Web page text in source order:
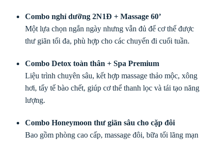
Combo nghỉ dưỡng 2N1Đ + Massage 60’
Một lựa chọn ngắn ngày nhưng vẫn đủ để cơ thể được
thư giãn tối đa, phù hợp cho các chuyến đi cuối tuần.
Combo Detox toàn thân + Spa Premium
Liệu trình chuyên sâu, kết hợp massage thảo mộc, xông
hơi, tẩy tế bào chết, giúp cơ thể thanh lọc và tái tạo năng
lượng.
Combo Honeymoon thư giãn sâu cho cặp đôi
Bao gồm phòng cao cấp, massage đôi, bữa tối lãng mạn